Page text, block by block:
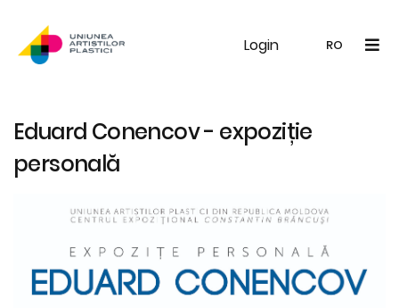
Login RO
UAP Galerie Noutăți
Eduard Conencov - expoziție
personală